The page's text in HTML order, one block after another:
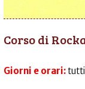
Corso di
Giorni e orari:tutti